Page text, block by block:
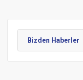
Bizden Haberler